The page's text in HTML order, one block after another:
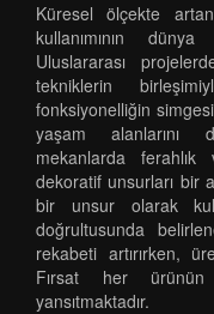
Küresel ölçekte
kullanımının
Uluslararası
tekniklerin
fonksiyonelliğin
yaşam alanlarını
mekanlarda
dekoratif unsurları bir
bir unsur olarak
doğrultusunda
rekabeti artırırken,
Fırsat her ürünün
yansıtmaktadır.